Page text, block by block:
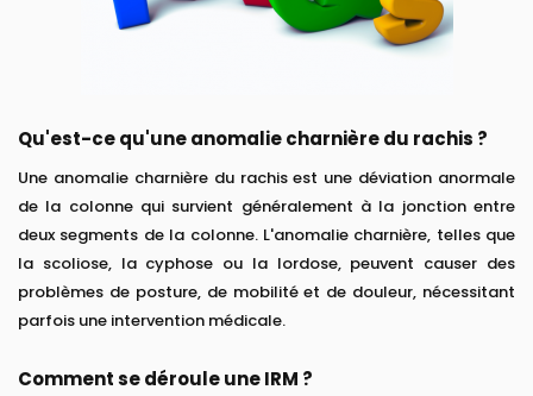
Qu'est-ce qu'une anomalie charnière du rachis ?
Une anomalie charnière du rachis est une déviation anormale
de la colonne qui survient généralement à la jonction entre
deux segments de la colonne. L'anomalie charnière, telles que
la scoliose, la cyphose ou la lordose, peuvent causer des
problèmes de posture, de mobilité et de douleur, nécessitant
parfois une intervention médicale.
Comment se déroule une IRM ?